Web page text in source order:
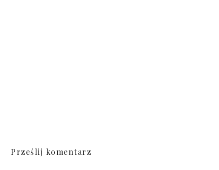
Prześlij komentarz